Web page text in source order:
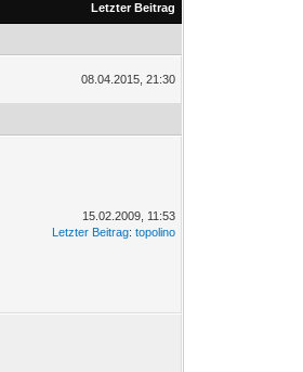
Letzter Beitrag
08.04.2015, 21:30
15.02.2009, 11:53
Letzter Beitrag:topolino